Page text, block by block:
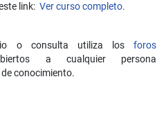
link: Ver curso completo.
o consulta utiliza losforos
a cualquier persona
conocimiento.